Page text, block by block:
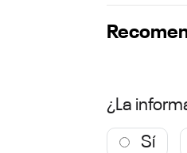
¿La
Sí